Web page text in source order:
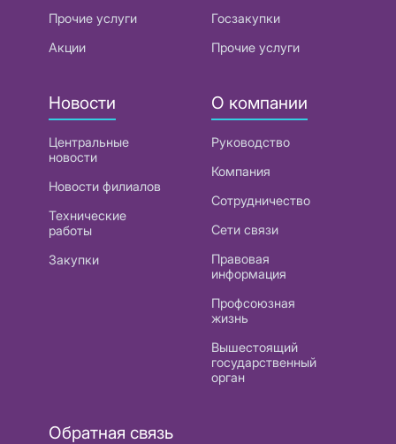
Прочие услуги
Акции
Госзакупки
Прочие услуги
Новости
Центральные
новости
Новости филиалов
Технические
работы
Закупки
О компании
Руководство
Компания
Сотрудничество
Сети связи
Правовая
информация
Профсоюзная
жизнь
Вышестоящий
государственный
орган
Обратная связь